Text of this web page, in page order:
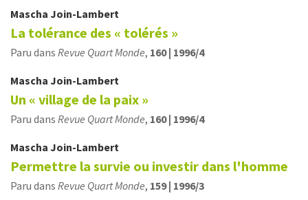
Mascha Join-Lambert
La tolérance des « tolérés »
Paru dans Revue Quart Monde, 160 | 1996/4
Mascha Join-Lambert
Un « village de la paix »
Paru dans Revue Quart Monde, 160 | 1996/4
Mascha Join-Lambert
Permettre la survie ou investir dans l'homme
Paru dans Revue Quart Monde, 159 | 1996/3